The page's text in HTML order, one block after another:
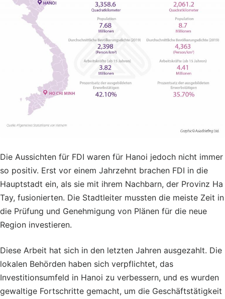
Die Aussichten für FDI waren für Hanoi jedoch nicht immer
so positiv. Erst vor einem Jahrzehnt brachen FDI in die
Hauptstadt ein, als sie mit ihrem Nachbarn, der Provinz Ha
Tay, fusionierten. Die Stadtleiter mussten die meiste Zeit in
die Prüfung und Genehmigung von Plänen für die neue
Region investieren.
Diese Arbeit hat sich in den letzten Jahren ausgezahlt. Die
lokalen Behörden haben sich verpflichtet, das
Investitionsumfeld in Hanoi zu verbessern, und es wurden
gewaltige Fortschritte gemacht, um die Geschäftstätigkeit